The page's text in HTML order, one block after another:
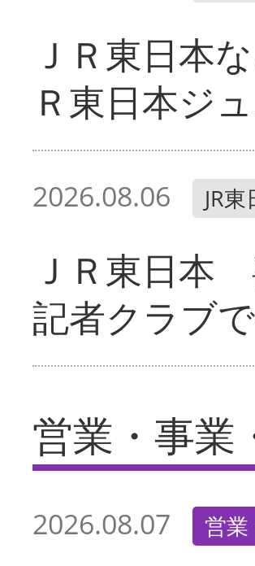
ＪＲ東日本
Ｒ東日本ジ
2026.08.06 JR
ＪＲ東日本
記者クラブ
営業・事業
2026.08.07 営